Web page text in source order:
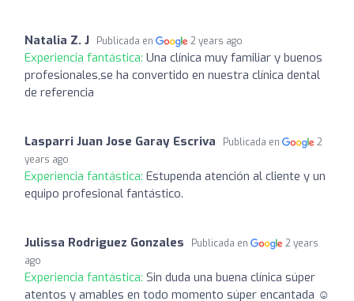
Natalia Z. J Publicada en 2 years ago
Experiencia fantástica: Una clínica muy familiar y buenos
profesionales,se ha convertido en nuestra clínica dental
de referencia
Lasparri Juan Jose Garay Escriva Publicada en
2
years ago
Experiencia fantástica: Estupenda atención al cliente y un
equipo profesional fantástico.
Julissa Rodriguez Gonzales Publicada en
2 years
ago
Experiencia fantástica: Sin duda una buena clínica súper
atentos y amables en todo momento súper encantada ☺️